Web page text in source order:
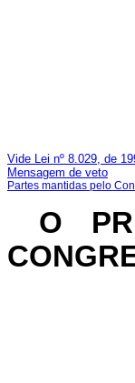
Vide Lei nº 8.029, de
Mensagem de veto
Partes mantidas pelo
O